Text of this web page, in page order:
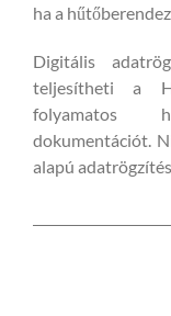
ha a
Digitális
teljesítheti a
folyamatos
dokumentációt.
alapú